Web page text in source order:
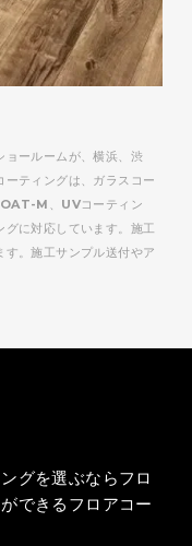
ョールームが、横浜、渋
ティングは、ガラスコー
M、UVコーティン
に対応しています。施工
。施工サンプル送付やア
グを選ぶならフロ
できるフロアコー